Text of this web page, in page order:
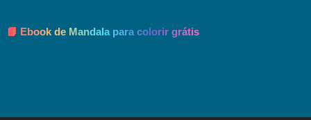
📘 Ebook de Mandala para colorir grátis